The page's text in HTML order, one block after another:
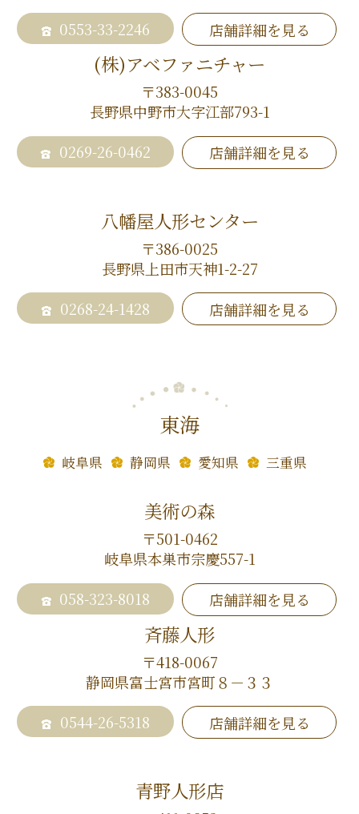
0553-33-2246
店舗詳細を見る
(株)アベファニチャー
〒383-0045
長野県中野市大字江部793-1
0269-26-0462
店舗詳細を見る
八幡屋人形センター
〒386-0025
長野県上田市天神1-2-27
0268-24-1428
店舗詳細を見る
東海
岐阜県 静岡県 愛知県 三重県
美術の森
〒501-0462
岐阜県本巣市宗慶557-1
058-323-8018
店舗詳細を見る
斉藤人形
〒418-0067
静岡県富士宮市宮町８－３３
0544-26-5318
店舗詳細を見る
青野人形店